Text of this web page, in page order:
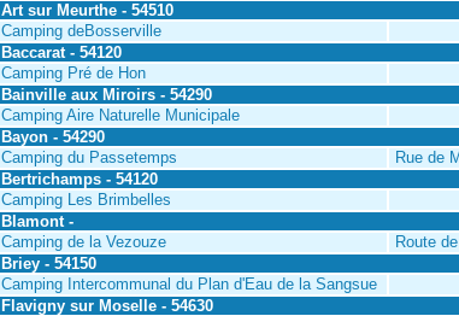
Art sur Meurthe - 54510
Camping deBosserville
Baccarat - 54120
Camping Pré de Hon
Bainville aux Miroirs - 54290
Camping Aire Naturelle Municipale
Bayon - 54290
Camping du Passetemps
Rue de
Bertrichamps - 54120
Camping Les Brimbelles
Blamont -
Camping de la Vezouze
Route
Briey - 54150
Camping Intercommunal du Plan d'Eau de la Sangsue
Flavigny sur Moselle - 54630